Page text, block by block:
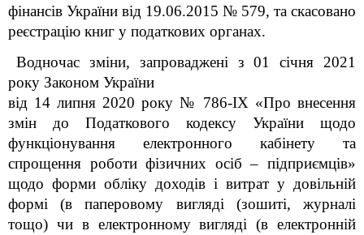
фінансів України від 19.06.2015 № 579, та скасовано
реєстрацію книг у податкових органах.
Водночас зміни, запроваджені з 01 січня 2021
року Законом України
від 14 липня 2020 року № 786-IX «Про внесення
змін до Податкового кодексу України щодо
функціонування електронного кабінету та
спрощення роботи фізичних осіб – підприємців»
щодо форми обліку доходів і витрат у довільній
формі (в паперовому вигляді (зошиті, журналі
тощо) чи в електронному вигляді (в електронній